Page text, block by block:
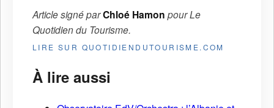
Article signé parChloé Hamon pourLe
Quotidien du Tourisme.
LIRE SUR QUOTIDIENDUTOURISME.COM
À lire aussi